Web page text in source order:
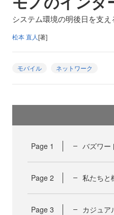
システム環境の明後日を支え
松本 直人[著]
モバイル ネットワーク
Page 1 バズワー
Page 2 私たちと
Page 3 カジュア